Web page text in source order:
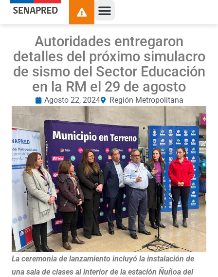
Autoridades entregaron
detalles del próximo simulacro
de sismo del Sector Educación
en la RM el 29 de agosto
Agosto 22, 2024 Región Metropolitana
La ceremonia de lanzamiento incluyó la instalación de
una sala de clases al interior de la estación Ñuñoa del